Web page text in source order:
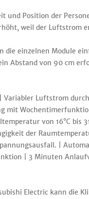
und Position der
weil der Luftstrom
einzelnen Module
Abstand von 90 cm
Variabler Luftstrom
mit
von 16°C
der
|
| 3 Minuten
Electric kann die